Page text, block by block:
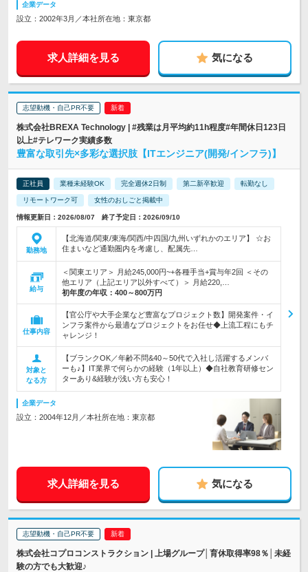
企業データ
設立：2002年3月／本社所在地：東京都
求人詳細を見る 気になる
志望動機・自己PR不要
株式会社BREXA Technology | #残業は月平均約11h程度#年間休日123日
以上#テレワーク実績多数
豊富な取引先×多彩な選択肢【ITエンジニア(開発/インフラ)】
正社員 業種未経験OK 完全週休2日制 第二新卒歓迎 転勤なし
リモートワーク可 女性のおしごと掲載中
情報更新日：2026/08/07 終了予定日：2026/09/10
勤務地
【北海道/関東/東海/関西/中四国/九州いずれかのエリア】 ☆お
住まいなど通勤圏内を考慮し、配属先…
給与
＜関東エリア＞ 月給245,000円~+各種手当+賞与年2回 ＜その
他エリア（上記エリア以外すべて）＞ 月給220,…
初年度の年収： 400～800万円
仕事内容
【官公庁や大手企業など豊富なプロジェクト数】開発案件・イ
ンフラ案件から最適なプロジェクトをお任せ◆上流工程にもチ
ャレンジ！
対象と
なる方
【ブランクOK／年齢不問&40～50代で入社し活躍するメンバ
ーも♪】IT業界で何らかの経験（1年以上）◆自社教育研修セン
ターあり&経験が浅い方も安心！
企業データ
設立：2004年12月／本社所在地：東京都
求人詳細を見る 気になる
志望動機・自己PR不要
株式会社コプロコンストラクション | 上場グループ│育休取得率98％│未経
験の方でも大歓迎♪